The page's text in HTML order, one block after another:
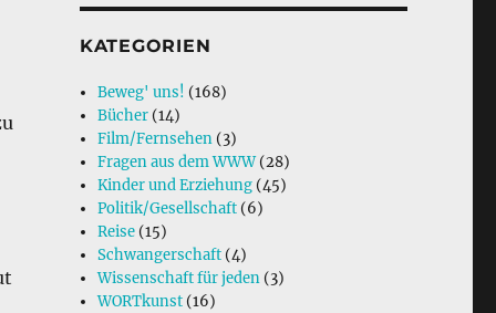
KATEGORIEN
Beweg' uns! (168)
Bücher (14)
Film/Fernsehen (3)
Fragen aus dem WWW(28)
Kinder und Erziehung (45)
Politik/Gesellschaft (6)
Reise (15)
Schwangerschaft (4)
Wissenschaft für jeden (3)
WORTkunst (16)